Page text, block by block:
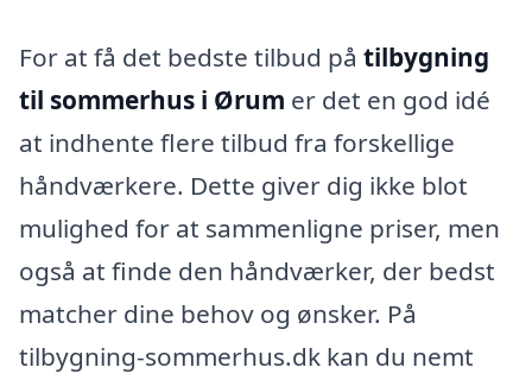
For at få det bedste tilbud på tilbygning
til sommerhus i Ørum er det en god idé
at indhente flere tilbud fra forskellige
håndværkere. Dette giver dig ikke blot
mulighed for at sammenligne priser, men
også at finde den håndværker, der bedst
matcher dine behov og ønsker. På
tilbygning-sommerhus.dk kan du nemt